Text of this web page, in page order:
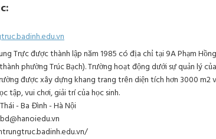
Trực được thành lập năm 1985 có địa chỉ tại 9A Phạm
phường Trúc Bạch). Trường hoạt động dưới sự quản lý
được xây dựng khang trang trên diện tích hơn 3000 m2
tập, vui chơi, giải trí của học sinh.
- Ba Đình - Hà Nội